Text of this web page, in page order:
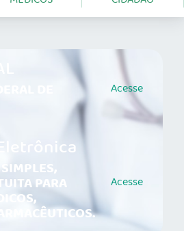
DE Acesse
PARA Acesse